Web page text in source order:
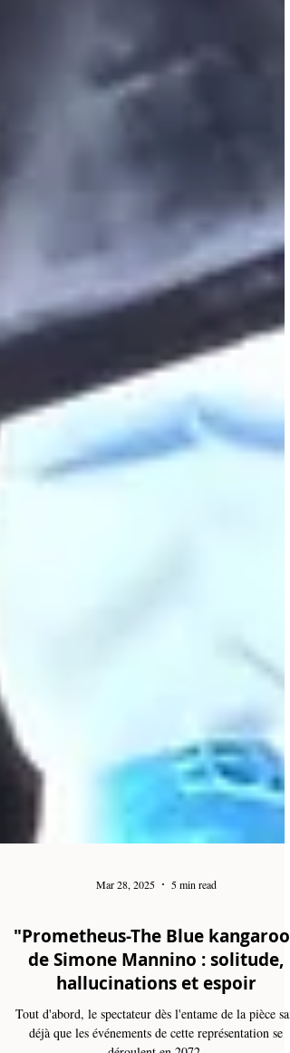
Mar 28, 2025 5 min read
"Prometheus-The Blue kangaroo"
de Simone Mannino : solitude,
hallucinations et espoir